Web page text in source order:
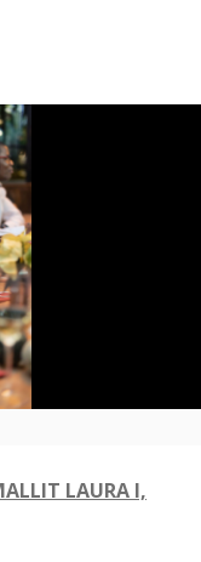
LAURA I,